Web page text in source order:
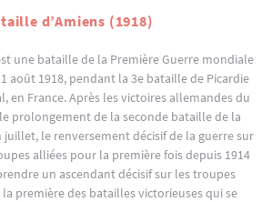
d’Amiens (1918)
une bataille de la Première Guerre mondiale
août 1918, pendant la 3e bataille de Picardie
en France. Après les victoires allemandes du
prolongement de la seconde bataille de la
juillet, le renversement décisif de la guerre sur
alliées pour la première fois depuis 1914
un ascendant décisif sur les troupes
première des batailles victorieuses qui se